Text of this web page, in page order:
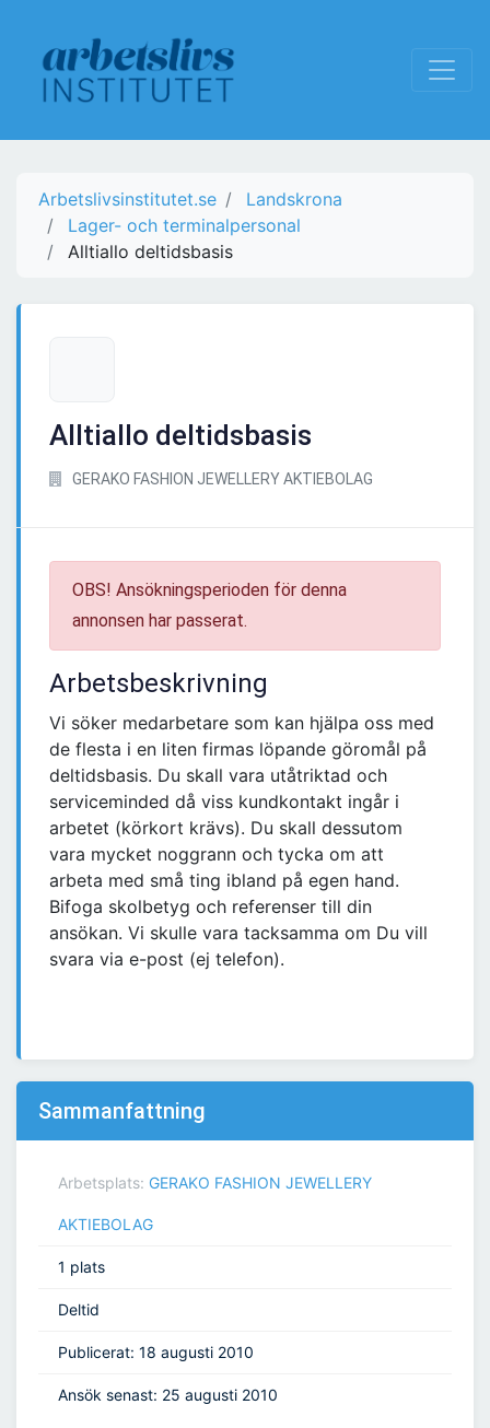
Arbetslivsinstitutet.se
Landskrona
Lager- och terminalpersonal
Alltiallo deltidsbasis
Alltiallo deltidsbasis
GERAKO FASHION JEWELLERY AKTIEBOLAG
OBS! Ansökningsperioden för denna
annonsen har passerat.
Arbetsbeskrivning
Vi söker medarbetare som kan hjälpa oss med
de flesta i en liten firmas löpande göromål på
deltidsbasis. Du skall vara utåtriktad och
serviceminded då viss kundkontakt ingår i
arbetet (körkort krävs). Du skall dessutom
vara mycket noggrann och tycka om att
arbeta med små ting ibland på egen hand.
Bifoga skolbetyg och referenser till din
ansökan. Vi skulle vara tacksamma om Du vill
svara via e-post (ej telefon).
Sammanfattning
Arbetsplats: GERAKO FASHION JEWELLERY
AKTIEBOLAG
1 plats
Deltid
Publicerat: 18 augusti 2010
Ansök senast: 25 augusti 2010